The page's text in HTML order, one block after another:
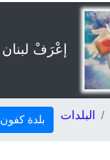
إعْرَفْ لبنان
البلدات بلدة كفون